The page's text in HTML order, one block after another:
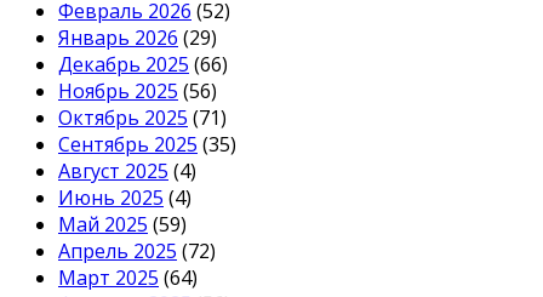
Февраль 2026 (52)
Январь 2026 (29)
Декабрь 2025 (66)
Ноябрь 2025 (56)
Октябрь 2025 (71)
Сентябрь 2025 (35)
Август 2025 (4)
Июнь 2025 (4)
Май 2025 (59)
Апрель 2025 (72)
Март 2025 (64)